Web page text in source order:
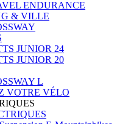
ENDURANCE
& VILLE
JUNIOR 24
JUNIOR 20
L
VOTRE VÉLO